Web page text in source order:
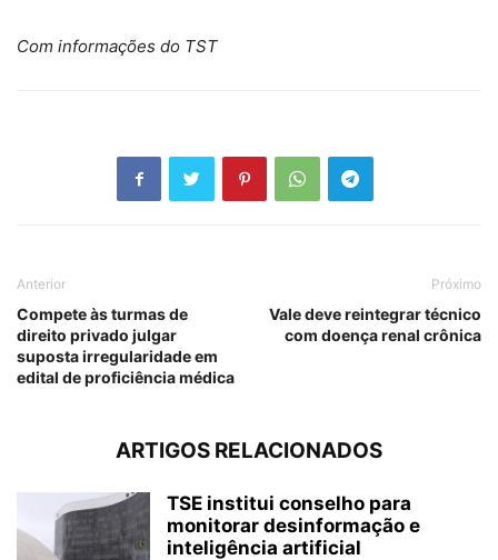
Com informações do TST
Anterior
Compete às turmas de
direito privado julgar
suposta irregularidade em
edital de proficiência médica
Próximo
Vale deve reintegrar técnico
com doença renal crônica
ARTIGOS RELACIONADOS
TSE institui conselho para
monitorar desinformação e
inteligência artificial